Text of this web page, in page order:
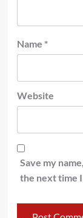
Name *
Website
Save my
the next time I